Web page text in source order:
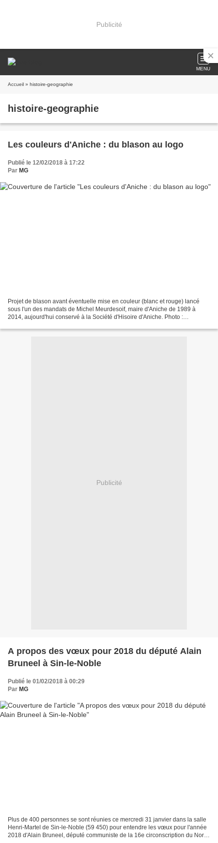
Publicité
MENU
Accueil » histoire-geographie
histoire-geographie
Les couleurs d'Aniche : du blason au logo
Publié le 12/02/2018 à 17:22
Par MG
Projet de blason avant éventuelle mise en couleur (blanc et rouge) lancé
sous l'un des mandats de Michel Meurdesoif, maire d'Aniche de 1989 à
2014, aujourd'hui conservé à la Société d'Hisoire d'Aniche. Photo :
Publicité
A propos des vœux pour 2018 du député Alain
Bruneel à Sin-le-Noble
Publié le 01/02/2018 à 00:29
Par MG
Plus de 400 personnes se sont réunies ce mercredi 31 janvier dans la salle
Henri-Martel de Sin-le-Noble (59 450) pour entendre les vœux pour l'année
2018 d'Alain Bruneel, député communiste de la 16e circonscription du Nord.